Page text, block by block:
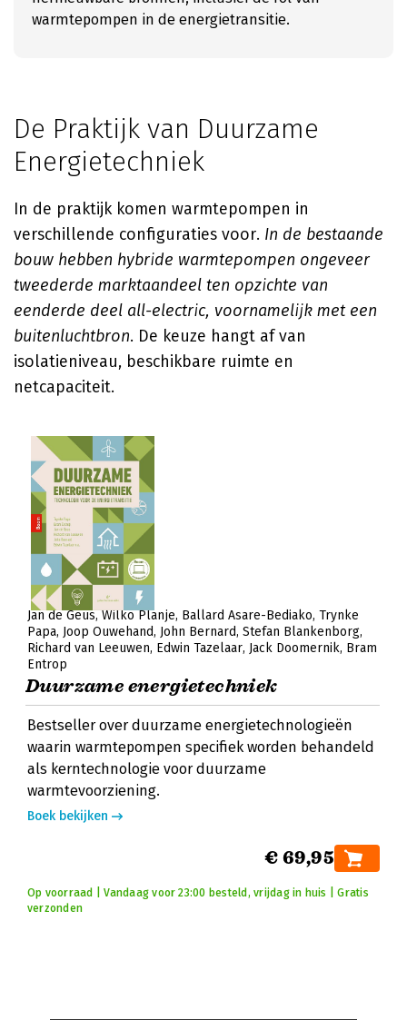
warmtepompen in de energietransitie.
De Praktijk van Duurzame
Energietechniek
In de praktijk komen warmtepompen in
verschillende configuraties voor. In de bestaande
bouw hebben hybride warmtepompen ongeveer
tweederde marktaandeel ten opzichte van
eenderde deel all-electric, voornamelijk met een
buitenluchtbron. De keuze hangt af van
isolatieniveau, beschikbare ruimte en
netcapaciteit.
Jan de Geus Wilko Planje Ballard Asare-Bediako Trynke
Papa Joop Ouwehand John Bernard Stefan Blankenborg
Richard van Leeuwen Edwin Tazelaar Jack Doomernik Bram
Entrop
Duurzame energietechniek
Bestseller over duurzame energietechnologieën
waarin warmtepompen specifiek worden behandeld
als kerntechnologie voor duurzame
warmtevoorziening.
Boek bekijken
€ 69,95
Op voorraad | Vandaag voor 23:00 besteld, vrijdag in huis | Gratis
verzonden